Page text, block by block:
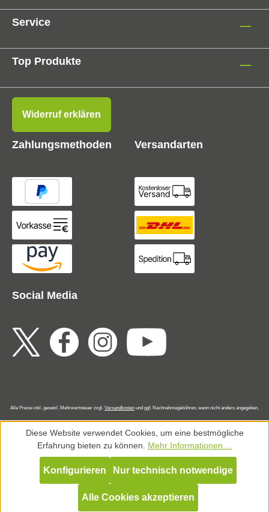
Service
Top Produkte
Social Media
Widerruf erklären
Zahlungsmethoden Versandarten
Alle Preise inkl. gesetzl. Mehrwertsteuer zzgl. Versandkosten und ggf. Nachnahmegebühren, wenn nicht anders angegeben.
Diese Website verwendet Cookies, um eine bestmögliche
Erfahrung bieten zu können. Mehr Informationen ...
Nur technisch notwendige
Konfigurieren
Alle Cookies akzeptieren